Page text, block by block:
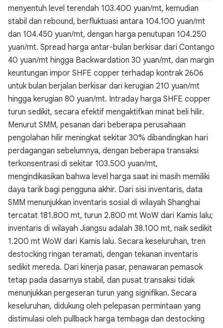
menyentuh level terendah 103.400 yuan/mt, kemudian
stabil dan rebound, berfluktuasi antara 104.100 yuan/mt
dan 104.450 yuan/mt, dengan harga penutupan 104.250
yuan/mt. Spread harga antar-bulan berkisar dari Contango
40 yuan/mt hingga Backwardation 30 yuan/mt, dan margin
keuntungan impor SHFE copper terhadap kontrak 2606
untuk bulan berjalan berkisar dari kerugian 210 yuan/mt
hingga kerugian 80 yuan/mt. Intraday harga SHFE copper
turun sedikit, secara efektif mengaktifkan minat beli hilir.
Menurut SMM, pesanan dari beberapa perusahaan
pengolahan hilir meningkat sekitar 30% dibandingkan hari
perdagangan sebelumnya, dengan beberapa transaksi
terkonsentrasi di sekitar 103.500 yuan/mt,
mengindikasikan bahwa level harga saat ini masih memiliki
daya tarik bagi pengguna akhir. Dari sisi inventaris, data
SMM menunjukkan inventaris sosial di wilayah Shanghai
tercatat 181.800 mt, turun 2.800 mt WoW dari Kamis lalu;
inventaris di wilayah Jiangsu adalah 38.100 mt, naik sedikit
1.200 mt WoW dari Kamis lalu. Secara keseluruhan, tren
destocking ringan teramati, dengan tekanan inventaris
sedikit mereda. Dari kinerja pasar, penawaran pemasok
tetap pada dasarnya stabil, dan pusat transaksi tidak
menunjukkan pergeseran turun yang signifikan. Secara
keseluruhan, didukung oleh pelepasan permintaan yang
distimulasi oleh pullback harga tembaga dan destocking